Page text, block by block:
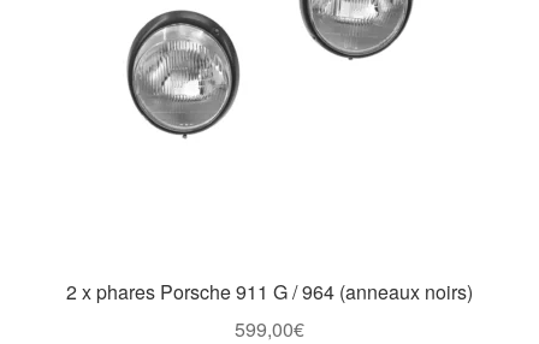
2 x phares Porsche 911 G / 964 (anneaux noirs)
599,00€